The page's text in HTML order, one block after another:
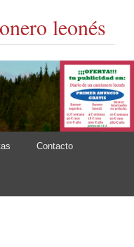
leonés
Contacto